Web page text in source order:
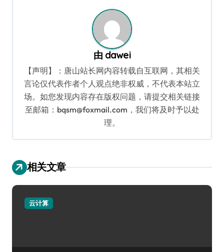
由 dawei
【声明】：唐山站长网内容转载自互联网，其相关
言论仅代表作者个人观点绝非权威，不代表本站立
场。如您发现内容存在版权问题，请提交相关链接
至邮箱：bqsm@foxmail.com，我们将及时予以处
理。
相关文章
云计算